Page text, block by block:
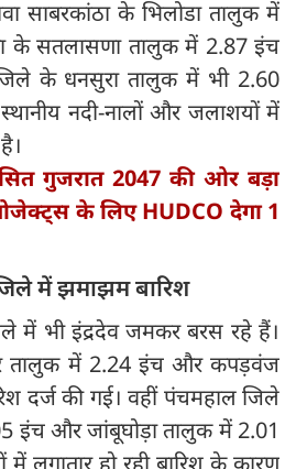
साबरकांठा के भिलोडा तालुक में
के सतलासणा तालुक में 2.87 इंच
के धनसुरा तालुक में भी 2.60
नदी-नालों और जलाशयों में
गुजरात 2047 की ओर बड़ा
के लिए HUDCO देगा 1
में झमाझम बारिश
में भी इंद्रदेव जमकर बरस रहे हैं।
तालुक में 2.24 इंच और कपड़वंज
दर्ज की गई। वहीं पंचमहाल जिले
इंच और जांबूघोड़ा तालुक में 2.01